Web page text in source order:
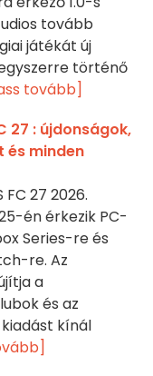
tovább
játékát új
történő
tovább]
27 : újdonságok,
és minden
FC 27 2026.
én érkezik PC-
Series-re és
re. Az
a
és az
kínál